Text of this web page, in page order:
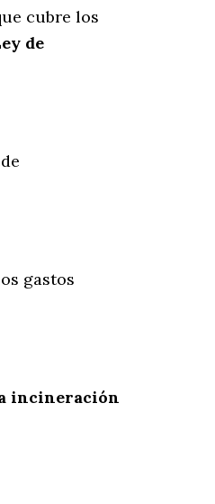
cubre los
de
gastos
incineración